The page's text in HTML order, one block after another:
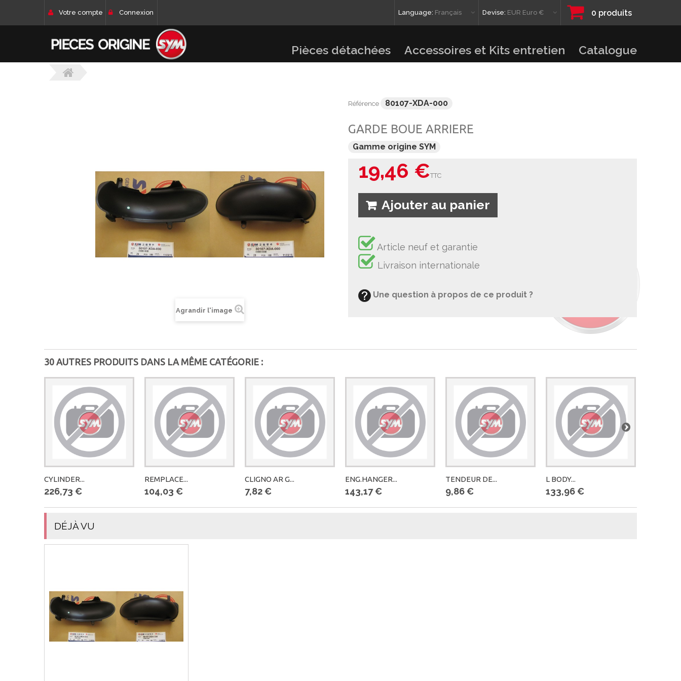
Votre compte Connexion 0 produits
Devise: EUR Euro €
Language: Français
Pièces détachées Accessoires et Kits entretien Catalogue
Agrandir l'image
Référence 80107-XDA-000
GARDE BOUE ARRIERE
Gamme origine SYM
19,46 €TTC
Ajouter au panier
Article neuf et garantie
Livraison internationale
Une question à propos de ce produit ?
30 AUTRES PRODUITS DANS LA MÊME CATÉGORIE :
CYLINDER...
226,73 €
REMPLACE...
104,03 €
CLIGNO AR G...
7,82 €
ENG.HANGER...
143,17 €
TENDEUR DE...
9,86 €
L BODY...
133,96 €
DÉJÀ VU